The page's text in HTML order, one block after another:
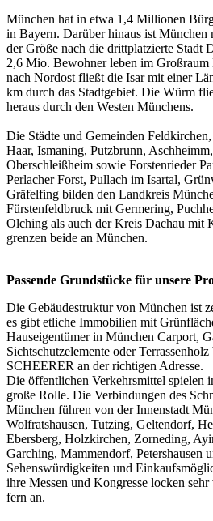
München hat in etwa 1,4 Millionen
in Bayern. Darüber hinaus ist
der Größe nach die drittplatzierte Stadt
2,6 Mio. Bewohner leben im
nach Nordost fließt die Isar mit einer
km durch das Stadtgebiet. Die Würm
heraus durch den Westen Münchens.
Die Städte und Gemeinden
Haar, Ismaning, Putzbrunn,
Oberschleißheim sowie Forstenrieder
Perlacher Forst, Pullach im Isartal,
Gräfelfing bilden den Landkreis
Fürstenfeldbruck mit Germering,
Olching als auch der Kreis Dachau mit
grenzen beide an München.
Passende Grundstücke für unsere
Die Gebäudestruktur von München ist
es gibt etliche Immobilien mit
Hauseigentümer in München Carport,
Sichtschutzelemente oder
SCHEERER an der richtigen Adresse.
Die öffentlichen Verkehrsmittel spielen
große Rolle. Die Verbindungen des
München führen von der Innenstadt
Wolfratshausen, Tutzing, Geltendorf,
Ebersberg, Holzkirchen, Zorneding,
Garching, Mammendorf, Petershausen
Sehenswürdigkeiten und
ihre Messen und Kongresse locken
fern an.